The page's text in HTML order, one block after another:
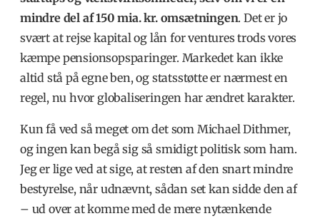
mindre del af 150 mia. kr. omsætningen. Det er jo
svært at rejse kapital og lån for ventures trods vores
kæmpe pensionsopsparinger. Markedet kan ikke
altid stå på egne ben, og statsstøtte er nærmest en
regel, nu hvor globaliseringen har ændret karakter.
Kun få ved så meget om det som Michael Dithmer,
og ingen kan begå sig så smidigt politisk som ham.
Jeg er lige ved at sige, at resten af den snart mindre
bestyrelse, når udnævnt, sådan set kan sidde den af
– ud over at komme med de mere nytænkende